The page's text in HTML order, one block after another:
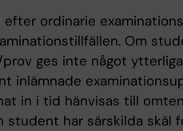
ordinarie
Om
ges inte något
inlämnade
in i tid hänvisas till
student har särskilda skäl